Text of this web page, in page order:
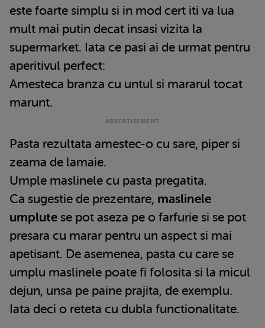
este foarte simplu si in mod cert iti va lua
mult mai putin decat insasi vizita la
supermarket. Iata ce pasi ai de urmat pentru
aperitivul perfect:
Amesteca branza cu untul si mararul tocat
marunt.
Pasta rezultata amestec-o cu sare, piper si
zeama de lamaie.
Umple maslinele cu pasta pregatita.
Ca sugestie de prezentare, maslinele
umplute se pot aseza pe o farfurie si se pot
presara cu marar pentru un aspect si mai
apetisant. De asemenea, pasta cu care se
umplu maslinele poate fi folosita si la micul
dejun, unsa pe paine prajita, de exemplu.
Iata deci o reteta cu dubla functionalitate.